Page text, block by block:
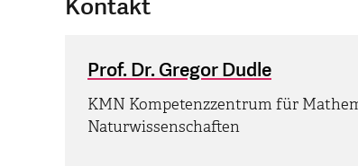
Kontakt
Prof. Dr. Gregor Dudle
KMN Kompetenzzentrum für
Naturwissenschaften